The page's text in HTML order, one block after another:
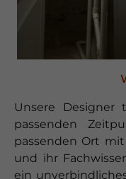
Unsere
passenden
passenden Ort
und ihr
ein